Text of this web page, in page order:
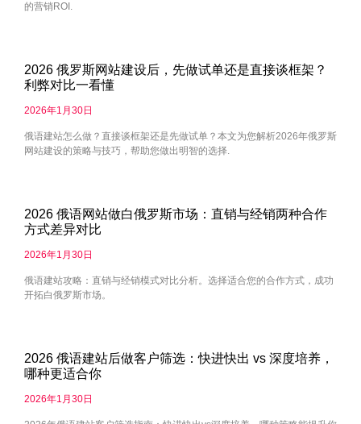
的营销ROI.
2026 俄罗斯网站建设后，先做试单还是直接谈框架？
利弊对比一看懂
2026年1月30日
俄语建站怎么做？直接谈框架还是先做试单？本文为您解析2026年俄罗斯
网站建设的策略与技巧，帮助您做出明智的选择.
2026 俄语网站做白俄罗斯市场：直销与经销两种合作
方式差异对比
2026年1月30日
俄语建站攻略：直销与经销模式对比分析。选择适合您的合作方式，成功
开拓白俄罗斯市场。
2026 俄语建站后做客户筛选：快进快出 vs 深度培养，
哪种更适合你
2026年1月30日